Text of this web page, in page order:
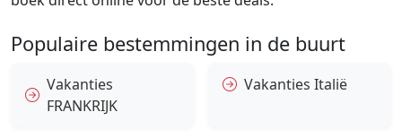
Populaire bestemmingen in de buurt
Vakanties
FRANKRIJK
Vakanties Italië